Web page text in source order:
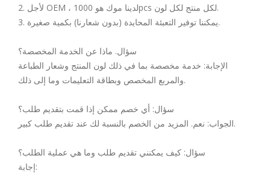
2. لأجل OEM ، لدينا موك هو 1000pcs لكل منتج لكل لون.
3. يمكننا توفير التعبئة المحايدة (بدون شعارنا) بكمية صغيرة.
سؤال. ماذا عن الخدمة المخصصة؟
الإجابة: خدمة مخصصة بما في ذلك لون المنتج وشعار الطباعة
والمربع المخصص وبطاقة التعليمات وما إلى ذلك.
سؤال: أي خصم ممكن إذا قمت بتقديم طلب؟
الجواب: نعم. المزيد من الخصم بالنسبة لك عند تقديم طلب كبير.
سؤال: كيف يمكنني تقديم طلب وما هي عملية الطلب؟
إجابة: